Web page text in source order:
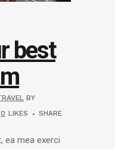
best
BY
0 LIKES SHARE
ea mea exerci